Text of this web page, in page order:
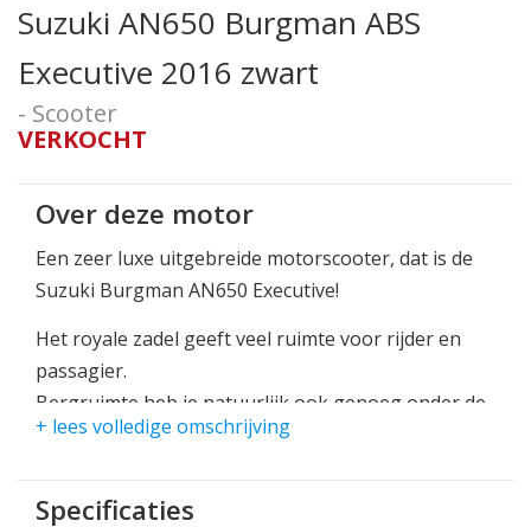
Suzuki AN650 Burgman ABS
Executive 2016 zwart
- Scooter
VERKOCHT
Over deze motor
Een zeer luxe uitgebreide motorscooter, dat is de
Suzuki Burgman AN650 Executive!
Het royale zadel geeft veel ruimte voor rijder en
passagier.
Bergruimte heb je natuurlijk ook genoeg onder de
buddy.
Ideaal als woonwerk vervoers middel.
+ lees volledige omschrijving
Specificaties